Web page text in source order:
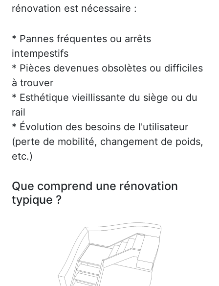
rénovation est nécessaire :
* Pannes fréquentes ou arrêts
intempestifs
* Pièces devenues obsolètes ou difficiles
à trouver
* Esthétique vieillissante du siège ou du
rail
* Évolution des besoins de l'utilisateur
(perte de mobilité, changement de poids,
etc.)
Que comprend une rénovation
typique ?